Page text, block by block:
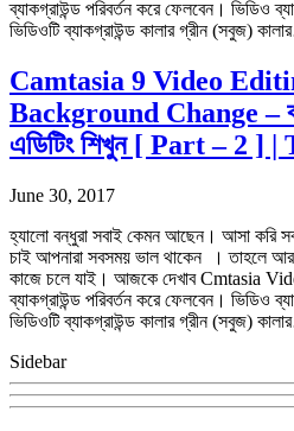
ব্যাকগ্রাউন্ড পরিবর্তন করে ফেলবেন। ভিডিও
ভিডিওটি ব্যাকগ্রাউন্ড কালার গ্রীন (সবুজ)
Camtasia 9 Video
Background Change –
এডিটিং শিখুন [ Part – 2 ] |
June 30, 2017
হ্যালো বন্ধুরা সবাই কেমন আছেন। আসা
চাই আপনারা সবসময় ভাল থাকেন । তাহলে আর
কাজে চলে যাই। আজকে দেখাব Cmtasia
ব্যাকগ্রাউন্ড পরিবর্তন করে ফেলবেন। ভিডিও
ভিডিওটি ব্যাকগ্রাউন্ড কালার গ্রীন (সবুজ)
Sidebar